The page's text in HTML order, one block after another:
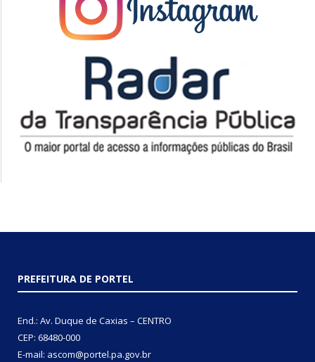
PREFEITURA DE PORTEL
End.: Av. Duque de Caxias – CENTRO
CEP: 68480-000
E-mail: ascom@portel.pa.gov.br